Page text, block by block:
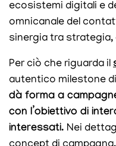
ecosistemi digitali e
omnicanale del
sinergia tra
Per ciò che riguarda il
autentico milestone
dà forma a
con l’obiettivo di
interessati. Nei